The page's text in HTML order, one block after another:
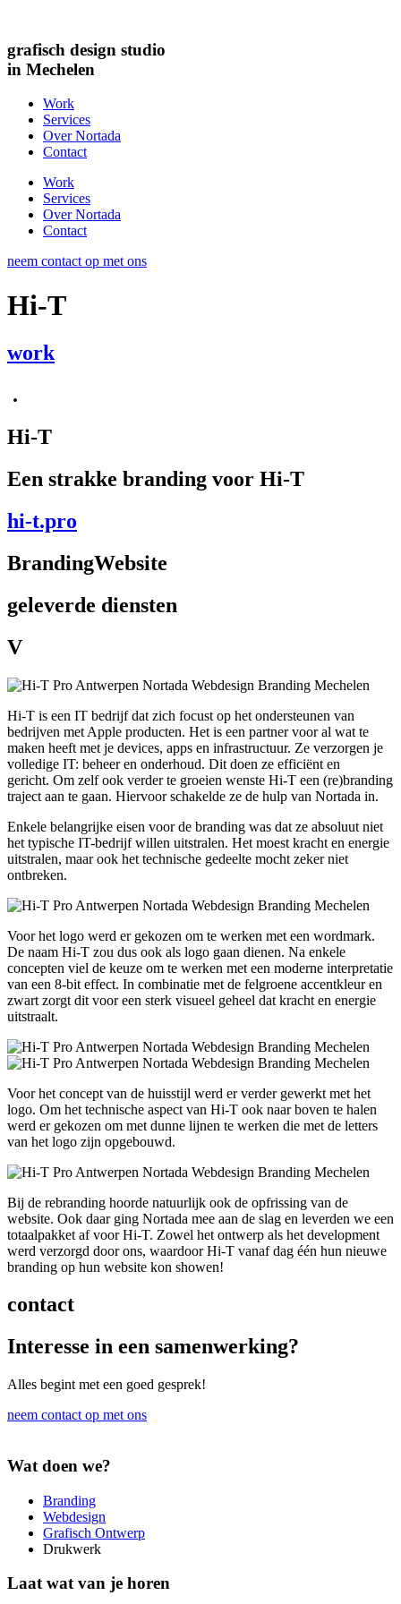
grafisch design studio
in Mechelen
Work
Services
Over Nortada
Contact
Work
Services
Over Nortada
Contact
neem contact op met ons
Hi-T
work
.
Hi-T
Een strakke branding voor Hi-T
hi-t.pro
BrandingWebsite
geleverde diensten
V
Hi-T is een IT bedrijf dat zich focust op het ondersteunen van
bedrijven met Apple producten. Het is een partner voor al wat te
maken heeft met je devices, apps en infrastructuur. Ze verzorgen je
volledige IT: beheer en onderhoud. Dit doen ze efficiënt en
gericht. Om zelf ook verder te groeien wenste Hi-T een (re)branding
traject aan te gaan. Hiervoor schakelde ze de hulp van Nortada in.
Enkele belangrijke eisen voor de branding was dat ze absoluut niet
het typische IT-bedrijf willen uitstralen. Het moest kracht en energie
uitstralen, maar ook het technische gedeelte mocht zeker niet
ontbreken.
Voor het logo werd er gekozen om te werken met een wordmark.
De naam Hi-T zou dus ook als logo gaan dienen. Na enkele
concepten viel de keuze om te werken met een moderne interpretatie
van een 8-bit effect. In combinatie met de felgroene accentkleur en
zwart zorgt dit voor een sterk visueel geheel dat kracht en energie
uitstraalt.
Voor het concept van de huisstijl werd er verder gewerkt met het
logo. Om het technische aspect van Hi-T ook naar boven te halen
werd er gekozen om met dunne lijnen te werken die met de letters
van het logo zijn opgebouwd.
Bij de rebranding hoorde natuurlijk ook de opfrissing van de
website. Ook daar ging Nortada mee aan de slag en leverden we een
totaalpakket af voor Hi-T. Zowel het ontwerp als het development
werd verzorgd door ons, waardoor Hi-T vanaf dag één hun nieuwe
branding op hun website kon showen!
contact
Interesse in een samenwerking?
Alles begint met een goed gesprek!
neem contact op met ons
Wat doen we?
Branding
Webdesign
Grafisch Ontwerp
Drukwerk
Laat wat van je horen